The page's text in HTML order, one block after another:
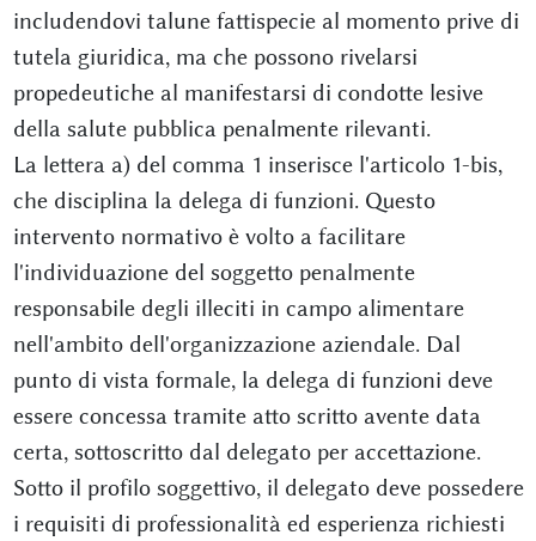
includendovi talune fattispecie al momento prive di
tutela giuridica, ma che possono rivelarsi
propedeutiche al manifestarsi di condotte lesive
della salute pubblica penalmente rilevanti.
La lettera a) del comma 1 inserisce l'articolo 1-bis,
che disciplina la delega di funzioni. Questo
intervento normativo è volto a facilitare
l'individuazione del soggetto penalmente
responsabile degli illeciti in campo alimentare
nell'ambito dell'organizzazione aziendale. Dal
punto di vista formale, la delega di funzioni deve
essere concessa tramite atto scritto avente data
certa, sottoscritto dal delegato per accettazione.
Sotto il profilo soggettivo, il delegato deve possedere
i requisiti di professionalità ed esperienza richiesti